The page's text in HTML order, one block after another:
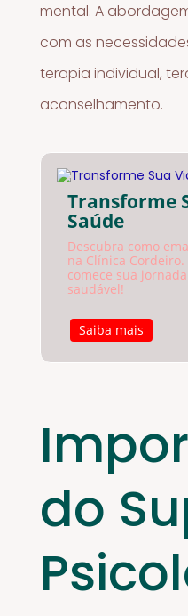
mental. A
com as
terapia individual,
aconselhamento.
Transforme
Saúde
Descubra como
na Clínica
comece sua
saudável!
Saiba mais
do